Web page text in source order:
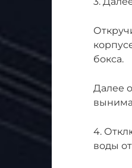
бокса.
Далее
4.
воды